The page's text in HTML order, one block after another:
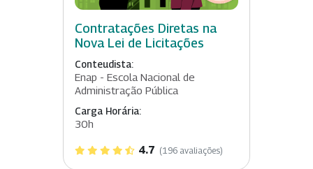
Contratações Diretas na
Nova Lei de Licitações
Conteudista:
Enap - Escola Nacional de
Administração Pública
Carga Horária:
30h
4.7 (196 avaliações)